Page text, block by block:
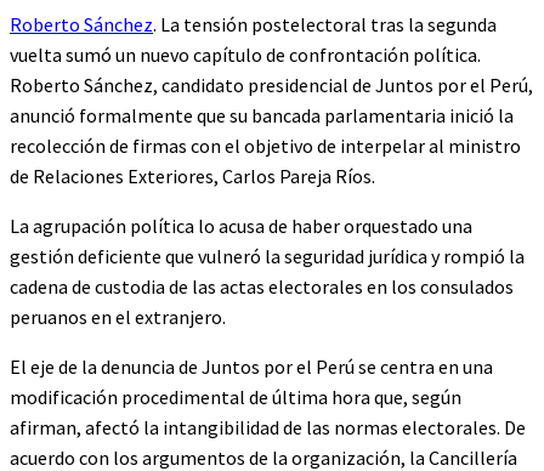
Roberto Sánchez. La tensión postelectoral tras la segunda
vuelta sumó un nuevo capítulo de confrontación política.
Roberto Sánchez, candidato presidencial de Juntos por el Perú,
anunció formalmente que su bancada parlamentaria inició la
recolección de firmas con el objetivo de interpelar al ministro
de Relaciones Exteriores, Carlos Pareja Ríos.
La agrupación política lo acusa de haber orquestado una
gestión deficiente que vulneró la seguridad jurídica y rompió la
cadena de custodia de las actas electorales en los consulados
peruanos en el extranjero.
El eje de la denuncia de Juntos por el Perú se centra en una
modificación procedimental de última hora que, según
afirman, afectó la intangibilidad de las normas electorales. De
acuerdo con los argumentos de la organización, la Cancillería